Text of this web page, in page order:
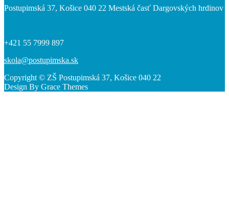
Postupimská 37, Košice 040 22 Mestská časť Dargovských hrdinov
+421 55 7999 897
skola@postupimska.sk
Copyright © ZŠ Postupimská 37, Košice 040 22
Design By Grace Themes